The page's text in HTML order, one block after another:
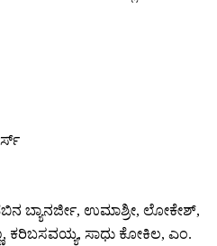
ಬ್ಯಾನರ್ಜೀ, ಉಮಾಶ್ರೀ, ಲೋಕೇಶ್,
ಕರಿಬಸವಯ್ಯ, ಸಾಧು ಕೋಕಿಲ, ಎಂ.